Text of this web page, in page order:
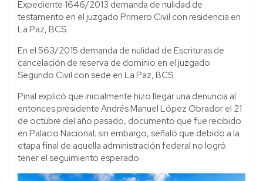
Expediente 1646/2013 demanda de nulidad de
testamento en el juzgado Primero Civil con residencia en
La Paz, BCS.
En el 563/2015 demanda de nulidad de Escrituras de
cancelación de reserva de dominio en el juzgado
Segundo Civil con sede en La Paz, BCS.
Pinal explicó que inicialmente hizo llegar una denuncia al
entonces presidente Andrés Manuel López Obrador el 21
de octubre del año pasado, documento que fue recibido
en Palacio Nacional; sin embargo, señaló que debido a la
etapa final de aquella administración federal no logró
tener el seguimiento esperado.